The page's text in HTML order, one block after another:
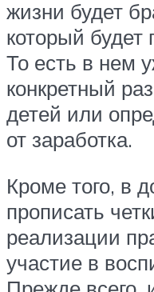
жизни будет
который будет
То есть в нем
конкретный
детей или
от заработка.
Кроме того, в
прописать
реализации
участие в